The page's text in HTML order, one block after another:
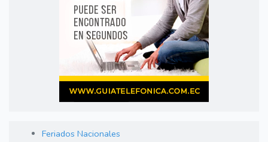
Feriados Nacionales